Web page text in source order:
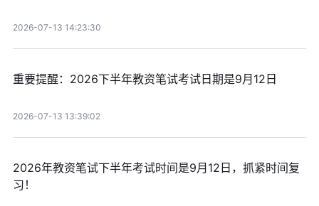
2026-07-13 14:23:30
重要提醒：2026下半年教资笔试考试日期是9月12日
2026-07-13 13:39:02
2026年教资笔试下半年考试时间是9月12日，抓紧时间复
习！